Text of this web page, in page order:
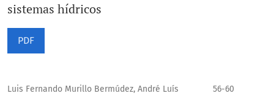
sistemas hídricos
PDF
Luis Fernando Murillo Bermúdez, André Luís
56-60